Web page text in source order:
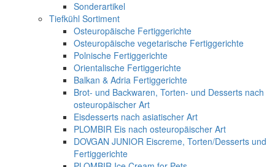
Sonderartikel
Tiefkühl Sortiment
Osteuropäische Fertiggerichte
Osteuropäische vegetarische Fertiggerichte
Polnische Fertiggerichte
Orientalische Fertiggerichte
Balkan & Adria Fertiggerichte
Brot- und Backwaren, Torten- und Desserts nach
osteuropäischer Art
Eisdesserts nach asiatischer Art
PLOMBIR Eis nach osteuropäischer Art
DOVGAN JUNIOR Eiscreme, Torten/Desserts und
Fertiggerichte